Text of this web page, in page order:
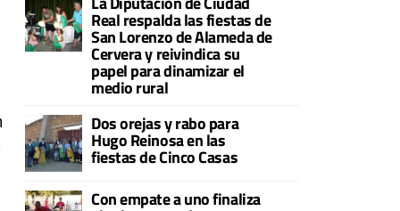
Real respalda las fiestas de
San Lorenzo de Alameda de
Cervera y reivindica su
papel para dinamizar el
medio rural
Dos orejas y rabo para
Hugo Reinosa en las
fiestas de Cinco Casas
Con empate a uno finaliza